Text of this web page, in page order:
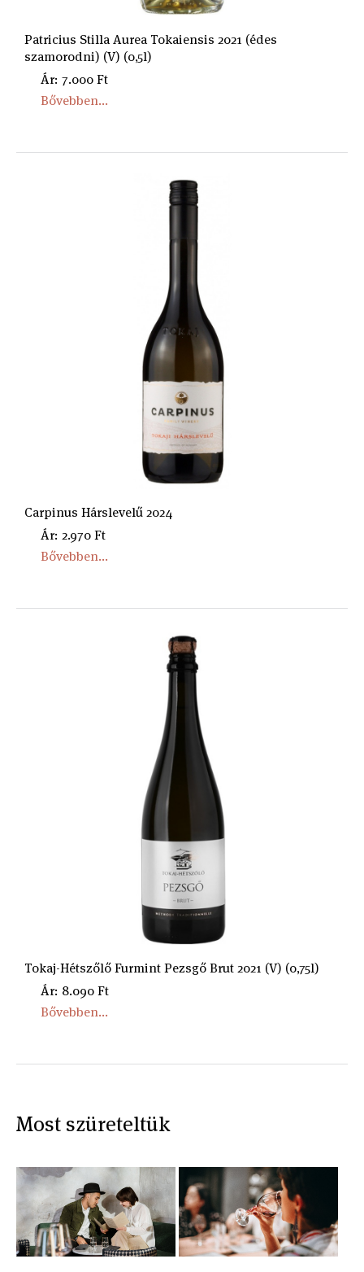
Patricius Stilla Aurea Tokaiensis 2021 (édes
szamorodni) (V) (0,5l)
Ár: 7.000 Ft
Bővebben...
Carpinus Hárslevelű 2024
Ár: 2.970 Ft
Bővebben...
Tokaj-Hétszőlő Furmint Pezsgő Brut 2021 (V) (0,75l)
Ár: 8.090 Ft
Bővebben...
Most szüreteltük